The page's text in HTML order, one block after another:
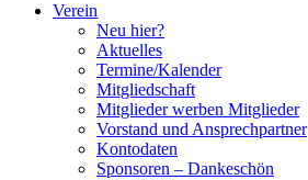
Verein
Neu hier?
Aktuelles
Termine/Kalender
Mitgliedschaft
Mitglieder werben Mitglieder
Vorstand und Ansprechpartner
Kontodaten
Sponsoren – Dankeschön